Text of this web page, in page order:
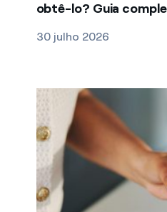
obtê-lo? Guia
30 julho 2026